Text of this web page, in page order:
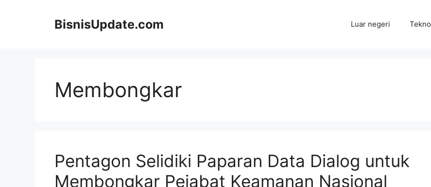
BisnisUpdate.com Luar negeri Tekno
Membongkar
Pentagon Selidiki Paparan Data Dialog untuk
Membongkar Pejabat Keamanan Nasional